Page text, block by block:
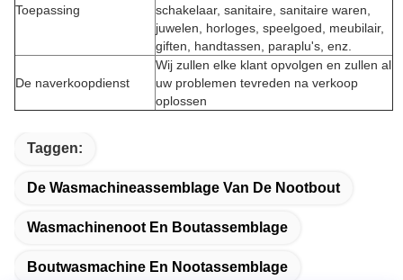
Toepassing
schakelaar, sanitaire, sanitaire waren,
juwelen, horloges, speelgoed, meubilair,
giften, handtassen, paraplu's, enz.
De naverkoopdienst
Wij zullen elke klant opvolgen en zullen al
uw problemen tevreden na verkoop
oplossen
Taggen:
De Wasmachineassemblage Van De Nootbout
Wasmachinenoot En Boutassemblage
Boutwasmachine En Nootassemblage